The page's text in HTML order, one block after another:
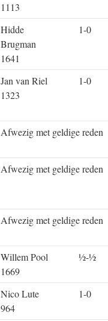
1113
Hidde
Brugman
1641
1-0
Jan van Riel
1323
1-0
Afwezig met geldige reden
Afwezig met geldige reden
Afwezig met geldige reden
Willem Pool
1669
½-½
Nico Lute
964
1-0